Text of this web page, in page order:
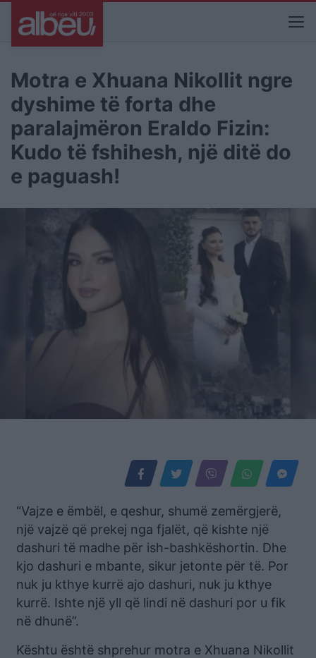
Motra e Xhuana Nikollit ngre
dyshime të forta dhe
paralajmëron Eraldo Fizin:
Kudo të fshihesh, një ditë do
e paguash!
“Vajze e ëmbël, e qeshur, shumë zemërgjerë,
një vajzë që prekej nga fjalët, që kishte një
dashuri të madhe për ish-bashkëshortin. Dhe
kjo dashuri e mbante, sikur jetonte për të. Por
nuk ju kthye kurrë ajo dashuri, nuk ju kthye
kurrë. Ishte një yll që lindi në dashuri por u fik
në dhunë”.
Kështu është shprehur motra e Xhuana Nikollit